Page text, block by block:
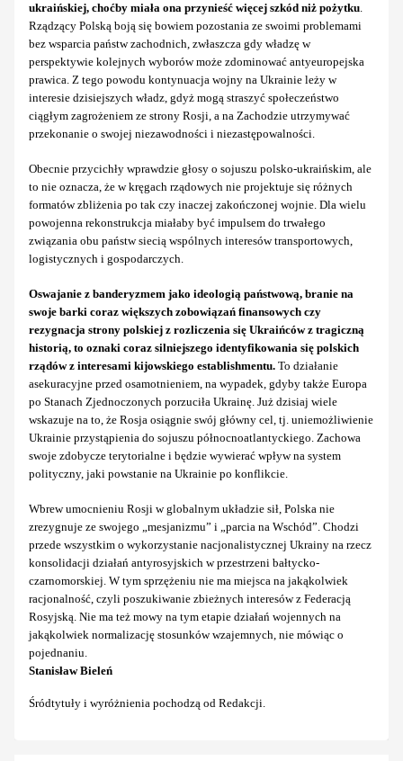
ukraińskiej, choćby miała ona przynieść więcej szkód niż pożytku.
Rządzący Polską boją się bowiem pozostania ze swoimi problemami
bez wsparcia państw zachodnich, zwłaszcza gdy władzę w
perspektywie kolejnych wyborów może zdominować antyeuropejska
prawica. Z tego powodu kontynuacja wojny na Ukrainie leży w
interesie dzisiejszych władz, gdyż mogą straszyć społeczeństwo
ciągłym zagrożeniem ze strony Rosji, a na Zachodzie utrzymywać
przekonanie o swojej niezawodności i niezastępowalności.
Obecnie przycichły wprawdzie głosy o sojuszu polsko-ukraińskim, ale
to nie oznacza, że w kręgach rządowych nie projektuje się różnych
formatów zbliżenia po tak czy inaczej zakończonej wojnie. Dla wielu
powojenna rekonstrukcja miałaby być impulsem do trwałego
związania obu państw siecią wspólnych interesów transportowych,
logistycznych i gospodarczych.
Oswajanie z banderyzmem jako ideologią państwową, branie na
swoje barki coraz większych zobowiązań finansowych czy
rezygnacja strony polskiej z rozliczenia się Ukraińców z tragiczną
historią, to oznaki coraz silniejszego identyfikowania się polskich
rządów z interesami kijowskiego establishmentu. To działanie
asekuracyjne przed osamotnieniem, na wypadek, gdyby także Europa
po Stanach Zjednoczonych porzuciła Ukrainę. Już dzisiaj wiele
wskazuje na to, że Rosja osiągnie swój główny cel, tj. uniemożliwienie
Ukrainie przystąpienia do sojuszu północnoatlantyckiego. Zachowa
swoje zdobycze terytorialne i będzie wywierać wpływ na system
polityczny, jaki powstanie na Ukrainie po konflikcie.
Wbrew umocnieniu Rosji w globalnym układzie sił, Polska nie
zrezygnuje ze swojego „mesjanizmu” i „parcia na Wschód”. Chodzi
przede wszystkim o wykorzystanie nacjonalistycznej Ukrainy na rzecz
konsolidacji działań antyrosyjskich w przestrzeni bałtycko-
czarnomorskiej. W tym sprzężeniu nie ma miejsca na jakąkolwiek
racjonalność, czyli poszukiwanie zbieżnych interesów z Federacją
Rosyjską. Nie ma też mowy na tym etapie działań wojennych na
jakąkolwiek normalizację stosunków wzajemnych, nie mówiąc o
pojednaniu.
Stanisław Bieleń
Śródtytuły i wyróżnienia pochodzą od Redakcji.